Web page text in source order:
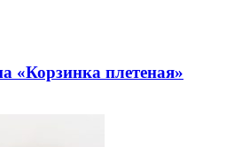
«Корзинка плетеная»